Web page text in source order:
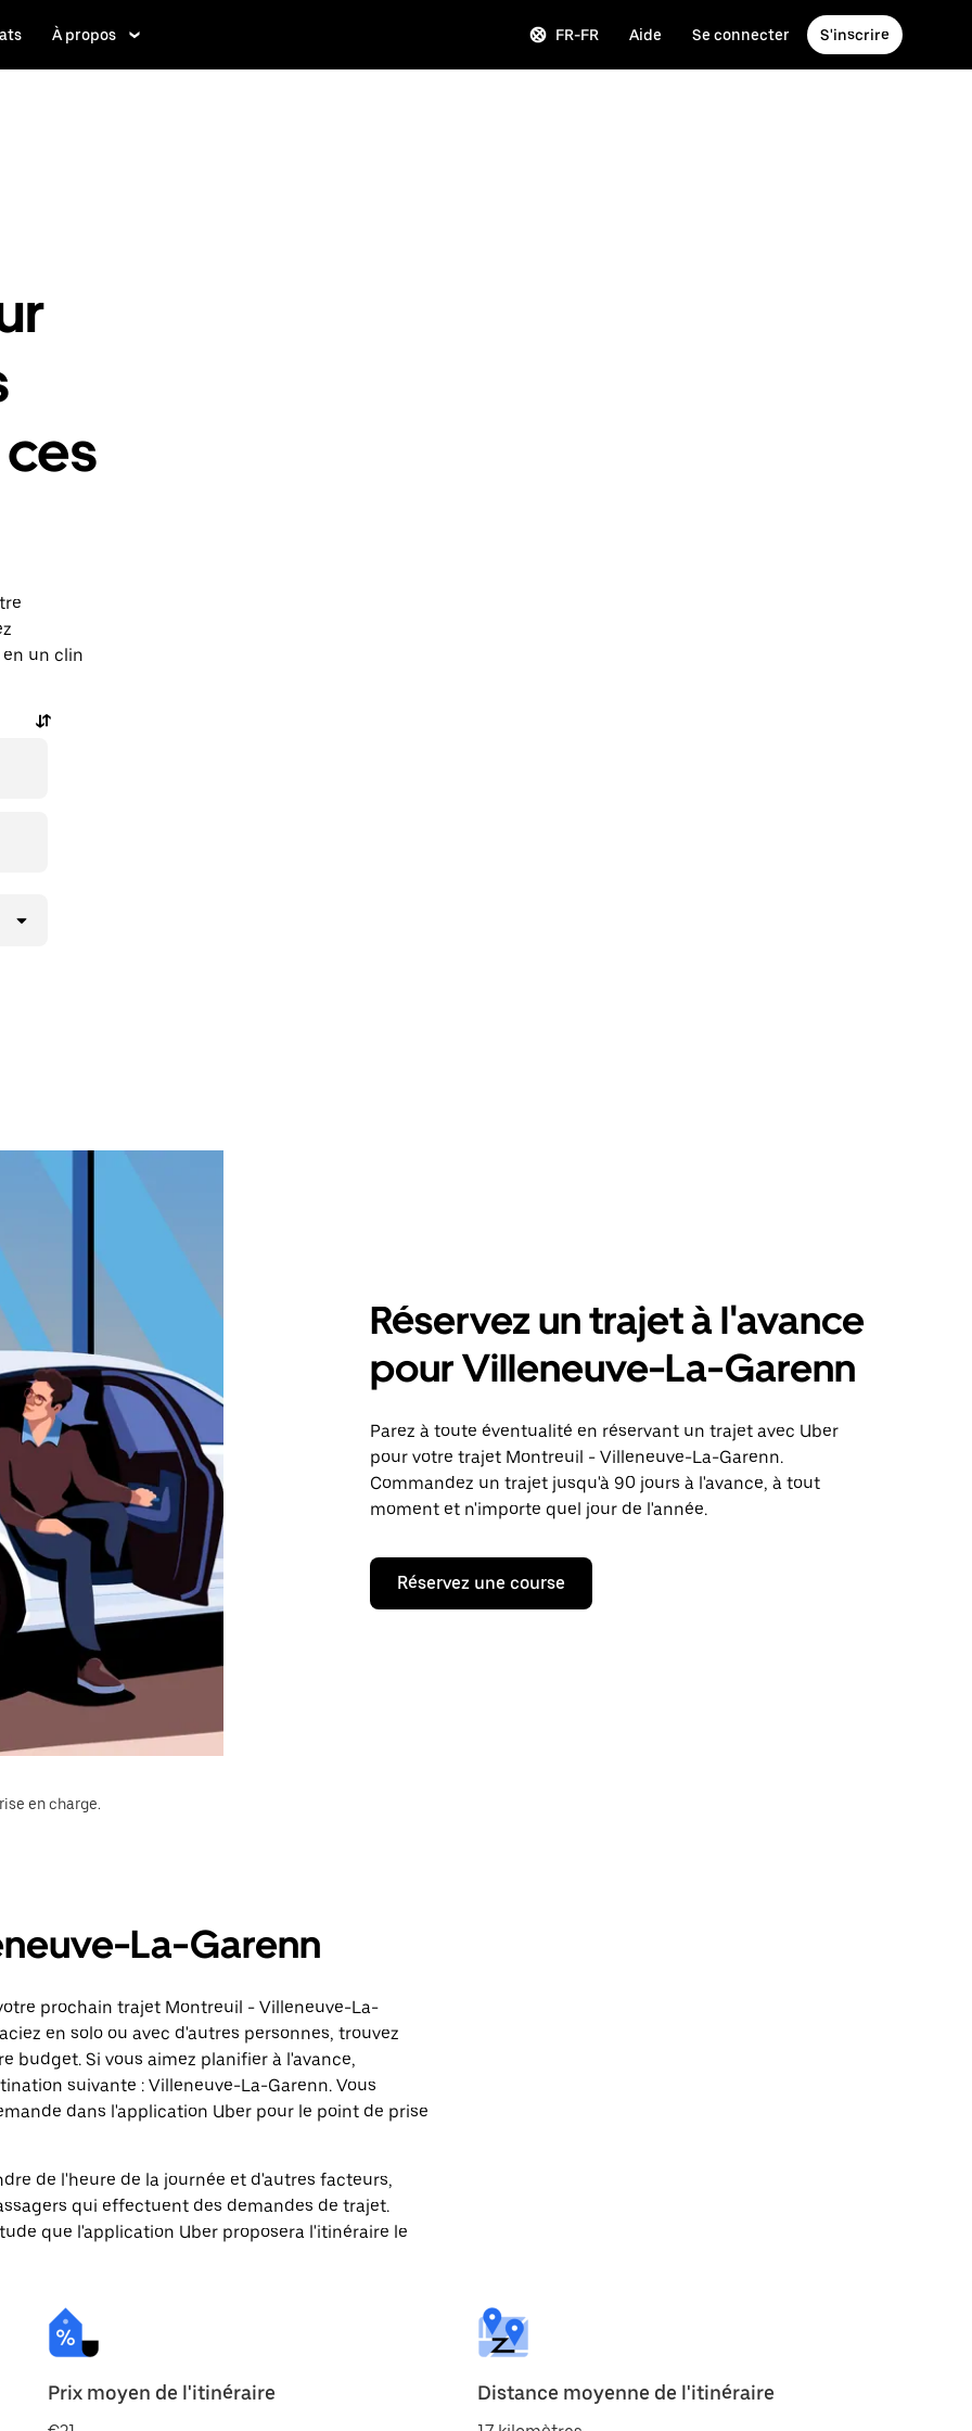
À propos FR-FR Aide Se connecter S'inscrire
un clin
Réservez un trajet à l'avance
pour Villeneuve-La-Garenn
Parez à toute éventualité en réservant un trajet avec Uber
pour votre trajet Montreuil - Villeneuve-La-Garenn.
Commandez un trajet jusqu'à 90 jours à l'avance, à tout
moment et n'importe quel jour de l'année.
Réservez une course
en charge.
La-Garenn
prochain trajet Montreuil - Villeneuve-La-
en solo ou avec d'autres personnes, trouvez
budget. Si vous aimez planifier à l'avance,
suivante : Villeneuve-La-Garenn. Vous
dans l'application Uber pour le point de prise
de l'heure de la journée et d'autres facteurs,
qui effectuent des demandes de trajet.
que l'application Uber proposera l'itinéraire le
Prix moyen de l'itinéraire Distance moyenne de l'itinéraire